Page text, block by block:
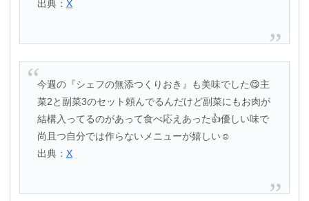
出典： X
今週の『シェフの無添つくりおき』も美味でした😋主
菜2と副菜3のセット頼んでるんだけど副菜にもお肉が
結構入ってるのがあって食べ応えあった👍優しい味で
尚且つ自分では作らないメニューが嬉しい☺️
出典： X